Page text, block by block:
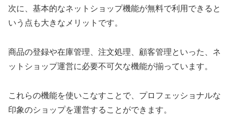
次に、基本的なネットショップ機能が無料で利用できると
いう点も大きなメリットです。
商品の登録や在庫管理、注文処理、顧客管理といった、ネ
ットショップ運営に必要不可欠な機能が揃っています。
これらの機能を使いこなすことで、プロフェッショナルな
印象のショップを運営することができます。